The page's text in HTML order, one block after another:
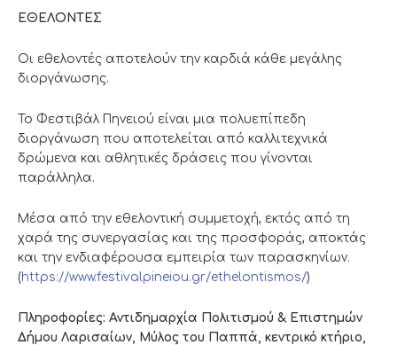
ΕΘΕΛΟΝΤΕΣ
Οι εθελοντές αποτελούν την καρδιά κάθε μεγάλης
διοργάνωσης.
Το Φεστιβάλ Πηνειού είναι μια πολυεπίπεδη
διοργάνωση που αποτελείται από καλλιτεχνικά
δρώμενα και αθλητικές δράσεις που γίνονται
παράλληλα.
Μέσα από την εθελοντική συμμετοχή, εκτός από τη
χαρά της συνεργασίας και της προσφοράς, αποκτάς
και την ενδιαφέρουσα εμπειρία των παρασκηνίων.
(https://www.festivalpineiou.gr/ethelontismos/)
Πληροφορίες: Αντιδημαρχία Πολιτισμού & Επιστημών
Δήμου Λαρισαίων, Μύλος του Παππά, κεντρικό κτήριο,